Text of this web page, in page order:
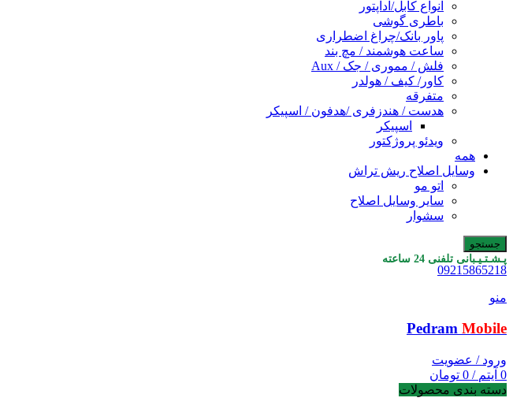
انواع کابل/آداپتور
باطری گوشی
پاور بانک/چراغ اضطراری
ساعت هوشمند / مچ بند
فلش / مموری / جک / Aux
کاور/ کیف / هولدر
متفرقه
هدست / هندزفری /هدفون / اسپیکر
اسپیکر
ویدئو پروژکتور
همه
وسایل اصلاح ریش تراش
اتو مو
سایر وسایل اصلاح
سشوار
جستجو
پـشـتـیـبانی تلفنی 24 ساعته
09215865218
منو
Pedram Mobile
ورود / عضویت
0 آیتم /
0 تومان
دسته بندی محصولات